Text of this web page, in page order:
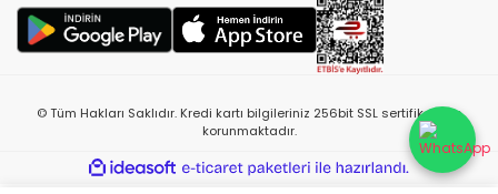
© Tüm Hakları Saklıdır. Kredi kartı bilgileriniz 256bit SSL sertifikası ile
korunmaktadır.
ideasoft
e-
ile
hazırlandı.